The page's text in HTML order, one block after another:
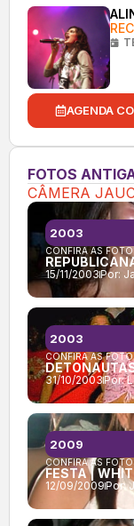
AGENDA
FOTOS
CÂMERA
CONFIRA AS
15/11/2003Por:
2003
CONFIRA AS
31/10/2003Por:
2003
CONFIRA AS
FESTA |
12/09/2009Por:
2009